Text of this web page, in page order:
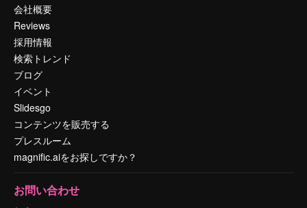
会社概要
Reviews
採用情報
検索トレンド
ブログ
イベント
Slidesgo
コンテンツを販売する
プレスルーム
magnific.aiをお探しですか？
お問い合わせ